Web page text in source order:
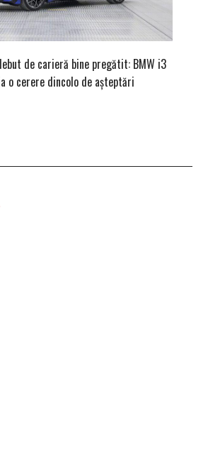
de carieră bine pregătit: BMW i3
o cerere dincolo de așteptări